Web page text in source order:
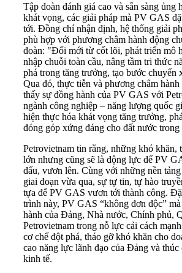
Tập đoàn đánh giá cao và sẵn sàng ủng
khát vọng, các giải pháp mà PV GAS
tới. Đồng chí nhận định, hệ thống giải
phù hợp với phương châm hành động
đoàn: "Đổi mới từ cốt lõi, phát triển mô
nhập chuỗi toàn cầu, nâng tầm tri thức
phá trong tăng trưởng, tạo bước chuyển
Qua đó, thực tiễn và phương châm
thấy sự đồng hành của PV GAS với
ngành công nghiệp – năng lượng quốc
hiện thực hóa khát vọng tăng trưởng,
đóng góp xứng đáng cho đất nước
Petrovietnam tin rằng, những khó khăn,
lớn nhưng cũng sẽ là động lực để PV
đấu, vươn lên. Cùng với những nền
giai đoạn vừa qua, sự tự tin, tự hào
tựa để PV GAS vươn tới thành công.
trình này, PV GAS “không đơn độc”
hành của Đảng, Nhà nước, Chính phủ,
Petrovietnam trong nỗ lực cải cách
cơ chế đột phá, tháo gỡ khó khăn cho
cao năng lực lãnh đạo của Đảng và thúc
kinh tế.